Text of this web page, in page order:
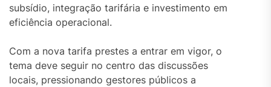
subsídio, integração tarifária e investimento em
eficiência operacional.
Com a nova tarifa prestes a entrar em vigor, o
tema deve seguir no centro das discussões
locais, pressionando gestores públicos a